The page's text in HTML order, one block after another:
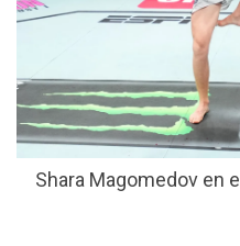
Shara Magomedov en